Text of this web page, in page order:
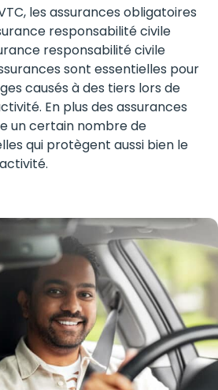
les assurances obligatoires
responsabilité civile
responsabilité civile
sont essentielles pour
causés à des tiers lors de
En plus des assurances
un certain nombre de
qui protègent aussi bien le